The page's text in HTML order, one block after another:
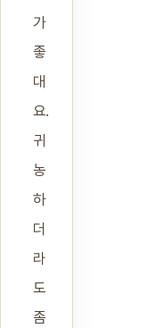
가
좋
대
요.
귀
농
하
더
라
도
좀